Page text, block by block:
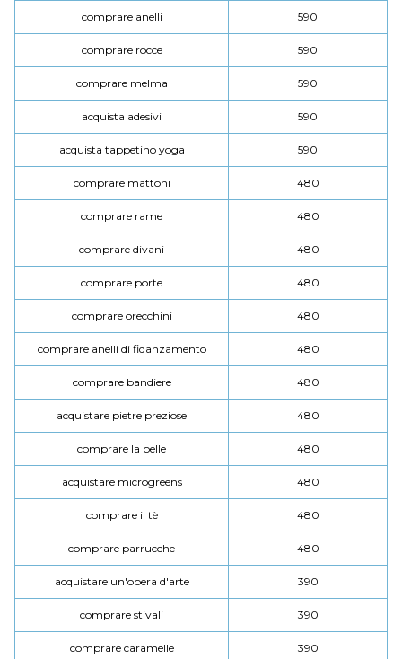
comprare anelli 590
comprare rocce 590
comprare melma 590
acquista adesivi 590
acquista tappetino yoga 590
comprare mattoni 480
comprare rame 480
comprare divani 480
comprare porte 480
comprare orecchini 480
comprare anelli di fidanzamento 480
comprare bandiere 480
acquistare pietre preziose 480
comprare la pelle 480
acquistare microgreens 480
comprare il tè 480
comprare parrucche 480
acquistare un'opera d'arte 390
comprare stivali 390
comprare caramelle 390